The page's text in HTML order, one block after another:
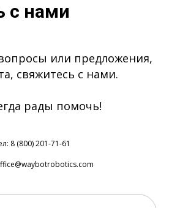
с нами
вопросы или предложения,
свяжитесь с нами.
рады помочь!
8 (800) 201-71-61